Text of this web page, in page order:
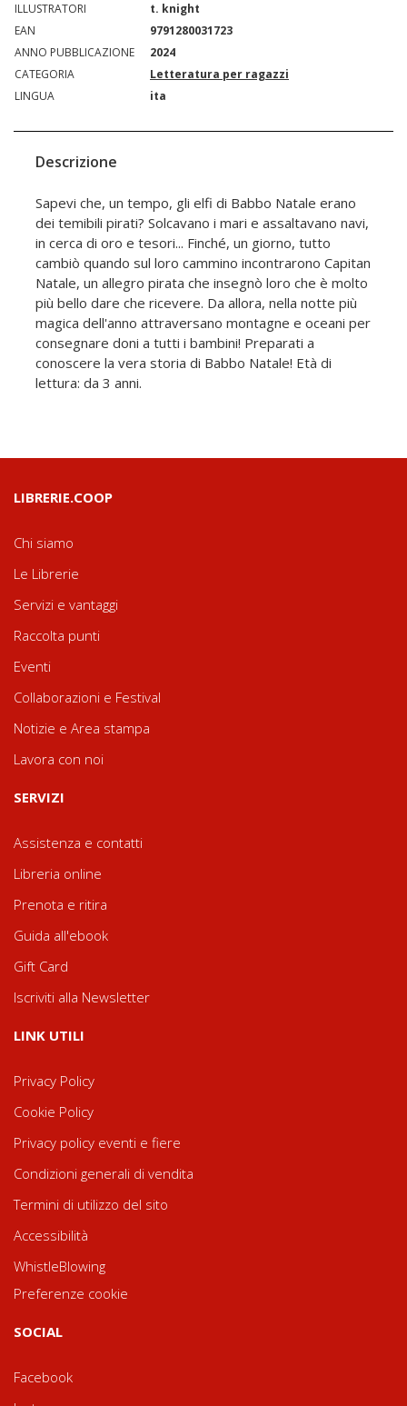
ILLUSTRATORI
t. knight
EAN
9791280031723
ANNO PUBBLICAZIONE
2024
CATEGORIA
Letteratura per ragazzi
LINGUA
ita
Descrizione
Sapevi che, un tempo, gli elfi di Babbo Natale erano
dei temibili pirati? Solcavano i mari e assaltavano navi,
in cerca di oro e tesori... Finché, un giorno, tutto
cambiò quando sul loro cammino incontrarono Capitan
Natale, un allegro pirata che insegnò loro che è molto
più bello dare che ricevere. Da allora, nella notte più
magica dell'anno attraversano montagne e oceani per
consegnare doni a tutti i bambini! Preparati a
conoscere la vera storia di Babbo Natale! Età di
lettura: da 3 anni.
LIBRERIE.COOP
Chi siamo
Le Librerie
Servizi e vantaggi
Raccolta punti
Eventi
Collaborazioni e Festival
Notizie e Area stampa
Lavora con noi
SERVIZI
Assistenza e contatti
Libreria online
Prenota e ritira
Guida all'ebook
Gift Card
Iscriviti alla Newsletter
LINK UTILI
Privacy Policy
Cookie Policy
Privacy policy eventi e fiere
Condizioni generali di vendita
Termini di utilizzo del sito
Accessibilità
WhistleBlowing
Preferenze cookie
SOCIAL
Facebook